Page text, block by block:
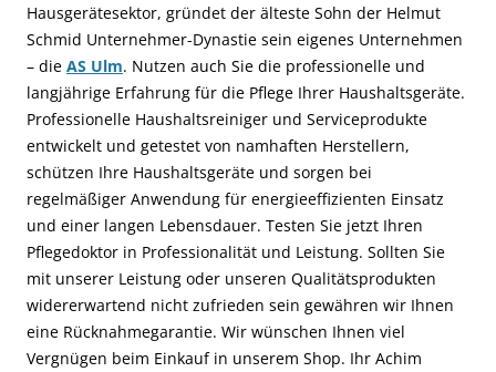
Hausgerätesektor, gründet der älteste Sohn der Helmut
Schmid Unternehmer-Dynastie sein eigenes Unternehmen
– die AS Ulm. Nutzen auch Sie die professionelle und
langjährige Erfahrung für die Pflege Ihrer Haushaltsgeräte.
Professionelle Haushaltsreiniger und Serviceprodukte
entwickelt und getestet von namhaften Herstellern,
schützen Ihre Haushaltsgeräte und sorgen bei
regelmäßiger Anwendung für energieeffizienten Einsatz
und einer langen Lebensdauer. Testen Sie jetzt Ihren
Pflegedoktor in Professionalität und Leistung. Sollten Sie
mit unserer Leistung oder unseren Qualitätsprodukten
widererwartend nicht zufrieden sein gewähren wir Ihnen
eine Rücknahmegarantie. Wir wünschen Ihnen viel
Vergnügen beim Einkauf in unserem Shop. Ihr Achim